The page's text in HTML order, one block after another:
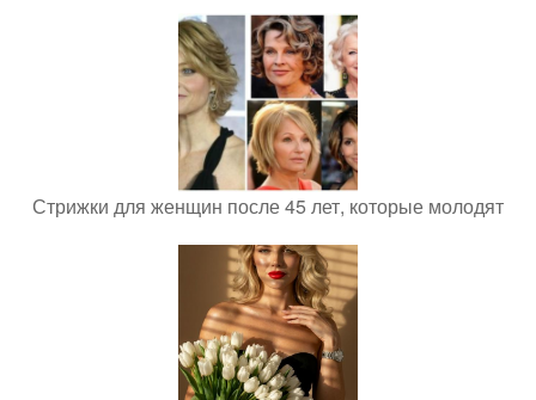
Стрижки для женщин после 45 лет, которые молодят